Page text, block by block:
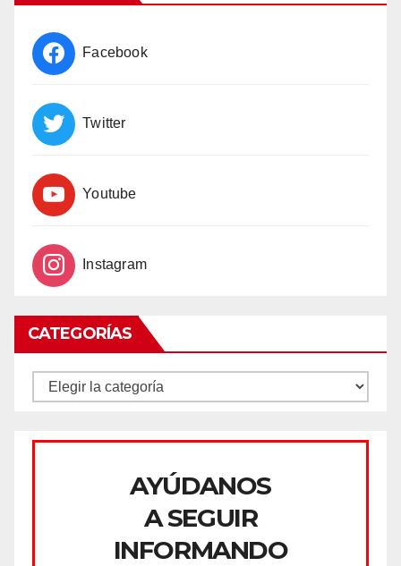
Facebook
Twitter
Youtube
Instagram
CATEGORÍAS
CATEGORÍAS
AYÚDANOS
A SEGUIR
INFORMANDO